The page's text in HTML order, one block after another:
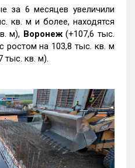
за 6 месяцев увеличили
кв. м и более, находятся
м), Воронеж(+107,6 тыс.
ростом на 103,8 тыс. кв. м
тыс. кв. м).